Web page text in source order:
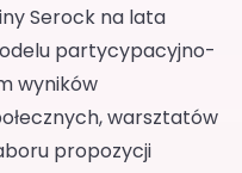
Serock na lata
partycypacyjno-
wyników
warsztatów
propozycji